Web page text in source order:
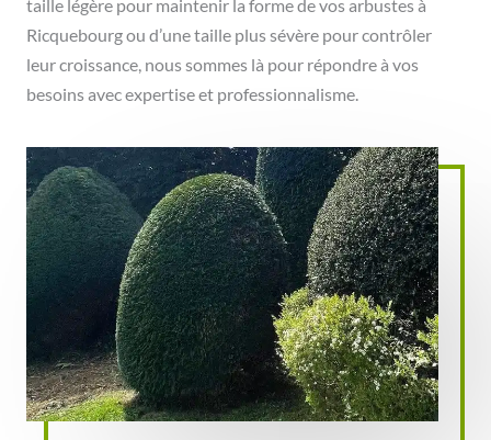
taille légère pour maintenir la forme de vos arbustes à
Ricquebourg ou d’une taille plus sévère pour contrôler
leur croissance, nous sommes là pour répondre à vos
besoins avec expertise et professionnalisme.